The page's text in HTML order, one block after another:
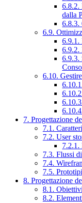
6.8.2.
dalla
6.8.3.
6.9.
6.9.1.
6.9.2.
6.9.3.
6.10.
7. Progettazione
7.1.
7.2. User
7.2.1.
7.3. Flussi
7.4.
7.5.
8. Progettazione
8.1.
8.2.